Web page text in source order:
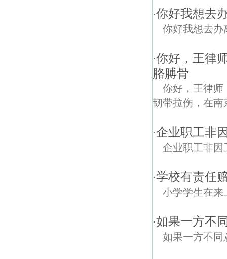
·你好我想去
你好我想去办
·你好，王律
胳膊骨
你好，王律师
韧带拉伤，在南
·企业职工非
企业职工非因
·学校有责任
小学学生在来
·如果一方不
如果一方不同